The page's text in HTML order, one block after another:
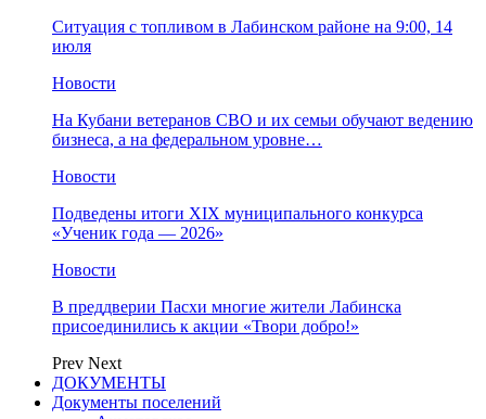
Ситуация с топливом в Лабинском районе на 9:00, 14
июля
Новости
На Кубани ветеранов СВО и их семьи обучают ведению
бизнеса, а на федеральном уровне…
Новости
Подведены итоги XIX муниципального конкурса
«Ученик года — 2026»
Новости
В преддверии Пасхи многие жители Лабинска
присоединились к акции «Твори добро!»
Prev Next
ДОКУМЕНТЫ
Документы поселений